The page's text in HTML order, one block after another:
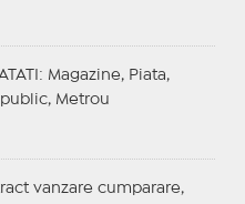
: Magazine, Piata,
Metrou
vanzare cumparare,